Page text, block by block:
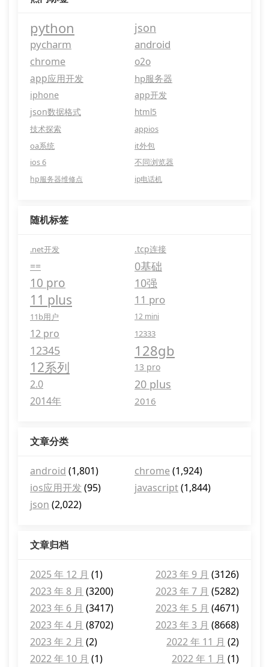
python json
pycharm android
chrome
o2o
app应用开发
hp服务器
iphone
app开发
json数据格式
html5
技术探索
appios
oa系统
it外包
ios 6
不同浏览器
hp服务器维修点
ip电话机
随机标签
.net开发 .tcp连接
== 0基础
10 pro 10强
11 plus 11 pro
11b用户 12 mini
12 pro 12333
12345 128gb
12系列 13 pro
2.0 20 plus
2014年 2016
文章分类
android (1,801) chrome (1,924)
ios应用开发 (95) javascript(1,844)
json (2,022)
文章归档
2025 年 12 月 (1) 2023 年 9 月 (3126)
2023 年 8 月 (3200) 2023 年 7 月 (5282)
2023 年 6 月 (3417) 2023 年 5 月 (4671)
2023 年 4 月 (8702) 2023 年 3 月 (8668)
2023 年 2 月 (2) 2022 年 11 月 (2)
2022 年 10 月 (1) 2022 年 1 月 (1)